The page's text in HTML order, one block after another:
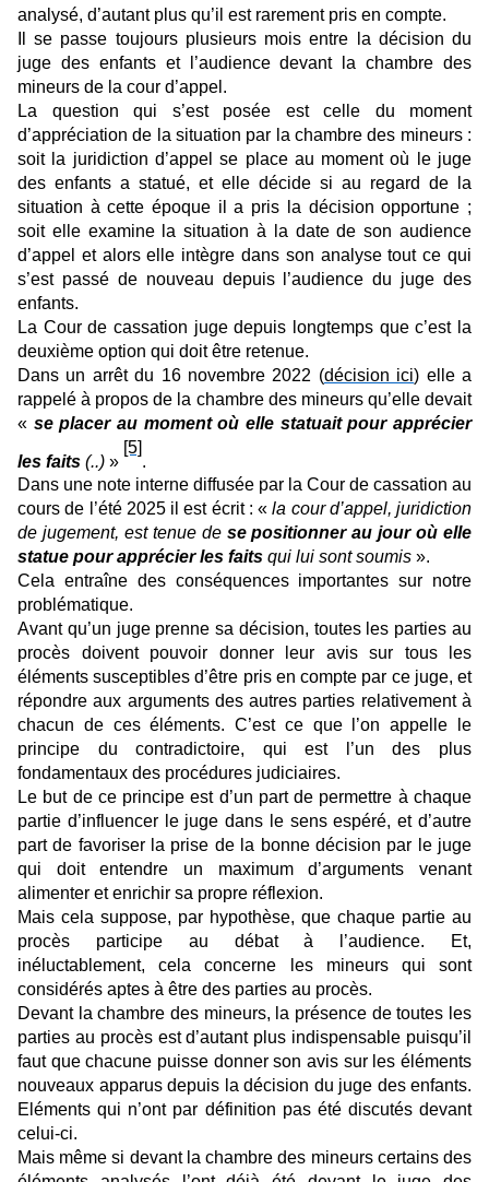
analysé, d’autant plus qu’il est rarement pris en compte.
Il se passe toujours plusieurs mois entre la décision du
juge des enfants et l’audience devant la chambre des
mineurs de la cour d’appel.
La question qui s’est posée est celle du moment
d’appréciation de la situation par la chambre des mineurs :
soit la juridiction d’appel se place au moment où le juge
des enfants a statué, et elle décide si au regard de la
situation à cette époque il a pris la décision opportune ;
soit elle examine la situation à la date de son audience
d’appel et alors elle intègre dans son analyse tout ce qui
s’est passé de nouveau depuis l’audience du juge des
enfants.
La Cour de cassation juge depuis longtemps que c’est la
deuxième option qui doit être retenue.
Dans un arrêt du 16 novembre 2022 (décision ici) elle a
rappelé à propos de la chambre des mineurs qu’elle devait
« se placer au moment où elle statuait pour apprécier
les faits (..) »
[5]
Dans une note interne diffusée par la Cour de cassation au
cours de l’été 2025 il est écrit : «la cour d’appel, juridiction
de jugement, est tenue de se positionner au jour où elle
statue pour apprécier les faits qui lui sont soumis ».
Cela entraîne des conséquences importantes sur notre
problématique.
Avant qu’un juge prenne sa décision, toutes les parties au
procès doivent pouvoir donner leur avis sur tous les
éléments susceptibles d’être pris en compte par ce juge, et
répondre aux arguments des autres parties relativement à
chacun de ces éléments. C’est ce que l’on appelle le
principe du contradictoire, qui est l’un des plus
fondamentaux des procédures judiciaires.
Le but de ce principe est d’un part de permettre à chaque
partie d’influencer le juge dans le sens espéré, et d’autre
part de favoriser la prise de la bonne décision par le juge
qui doit entendre un maximum d’arguments venant
alimenter et enrichir sa propre réflexion.
Mais cela suppose, par hypothèse, que chaque partie au
procès participe au débat à l’audience. Et,
inéluctablement, cela concerne les mineurs qui sont
considérés aptes à être des parties au procès.
Devant la chambre des mineurs, la présence de toutes les
parties au procès est d’autant plus indispensable puisqu’il
faut que chacune puisse donner son avis sur les éléments
nouveaux apparus depuis la décision du juge des enfants.
Eléments qui n’ont par définition pas été discutés devant
celui-ci.
Mais même si devant la chambre des mineurs certains des